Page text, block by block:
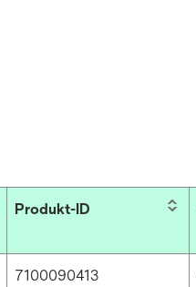
Produkt-ID
7100090413